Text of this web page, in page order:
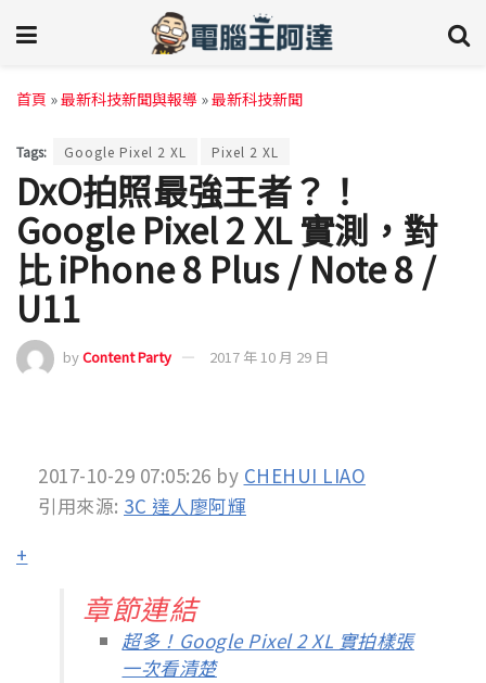
首頁 »最新科技新聞與報導 »最新科技新聞
Tags: Google Pixel 2 XL Pixel 2 XL
DxO拍照最強王者？！
Google Pixel 2 XL 實測，對
比 iPhone 8 Plus / Note 8 /
U11
byContent Party 2017 年 10 月 29 日
2017-10-29 07:05:26 by CHEHUI LIAO
引用來源: 3C 達人廖阿輝
+
章節連結
超多！Google Pixel 2 XL 實拍樣張
一次看清楚